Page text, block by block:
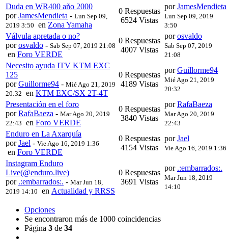
Duda en WR400 año 2000
porJamesMendieta - Lun Sep 09,
2019 3:50 en Zona Yamaha
0 Respuestas
6524 Vistas
porJamesMendieta
Lun Sep 09, 2019
3:50
Válvula apretada o no?
porosvaldo - Sab Sep 07, 2019 21:08
en Foro VERDE
0 Respuestas
4007 Vistas
porosvaldo
Sab Sep 07, 2019
21:08
Necesito ayuda ITV KTM EXC
125
porGuillorme94 - Mié Ago 21, 2019
20:32 en KTM EXC/SX 2T-4T
0 Respuestas
4189 Vistas
porGuillorme94
Mié Ago 21, 2019
20:32
Presentación en el foro
porRafaBaeza - Mar Ago 20, 2019
22:43 en Foro VERDE
0 Respuestas
3840 Vistas
porRafaBaeza
Mar Ago 20, 2019
22:43
Enduro en La Axarquía
porJael - Vie Ago 16, 2019 1:36
en Foro VERDE
0 Respuestas
4154 Vistas
porJael
Vie Ago 16, 2019 1:36
Instagram Enduro
Live(@enduro.live)
por .:embarrados:. - Mar Jun 18,
2019 14:10 en Actualidad y RRSS
0 Respuestas
3691 Vistas
por .:embarrados:.
Mar Jun 18, 2019
14:10
Opciones
Se encontraron más de 1000 coincidencias
Página 3 de 34